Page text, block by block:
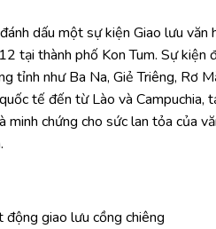
dấu một sự kiện Giao lưu văn
tại thành phố Kon Tum. Sự kiện
tỉnh như Ba Na, Giẻ Triêng, Rơ
tế đến từ Lào và Campuchia,
minh chứng cho sức lan tỏa của
động giao lưu cồng chiêng